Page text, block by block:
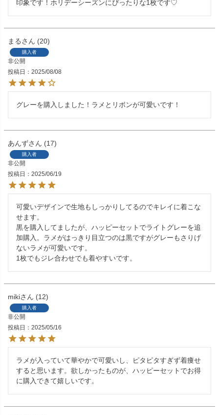
印象です！ホリデーシーズンにぴったりな1枚です♡
まる 20
購入者
非公開
投稿日
2025/08/08
グレーを購入しました！ラメとリボンが可愛いです！
あんず 17
購入者
非公開
投稿日
2025/06/19
可愛いデザインで生地もしっかりしてるのでキレイに着こな
せます。
黒を購入してましたが、ハッピーセットでライトグレーを追
加購入。ラメがはっきり目立つのは黒ですがグレーもさりげ
ないラメが可愛いです。
1枚でもジレ合わせでも着やすいです。
miki 12
購入者
非公開
投稿日
2025/05/16
ラメが入っていて華やかで可愛いし、ピタピタすぎず着痩せ
すると思います。欲しかったものが、ハッピーセットでお得
に購入できて嬉しいです。